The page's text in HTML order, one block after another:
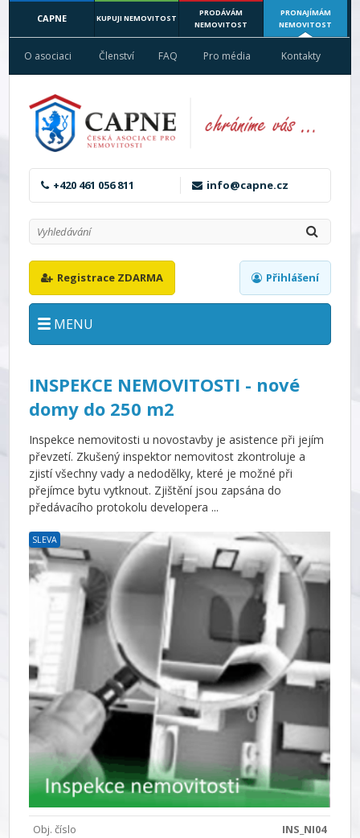
CAPNE KUPUJI NEMOVITOST
PRODÁVÁM
NEMOVITOST
PRONAJÍMÁM
NEMOVITOST
O asociaci Členství FAQ Pro média Kontakty
+420 461 056 811 info@capne.cz
Registrace ZDARMA Přihlášení
MENU
INSPEKCE NEMOVITOSTI - nové
domy do 250 m2
Inspekce nemovitosti u novostavby je asistence při jejím
převzetí. Zkušený inspektor nemovitost zkontroluje a
zjistí všechny vady a nedodělky, které je možné při
přejímce bytu vytknout. Zjištění jsou zapsána do
předávacího protokolu developera ...
SLEVA
Obj. číslo
INS_NI04